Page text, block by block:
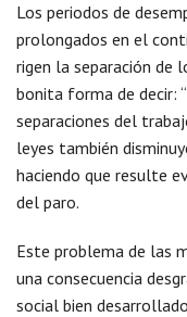
Los periodos de
prolongados en el
rigen la separación de
bonita forma de decir:
separaciones del
leyes también
haciendo que resulte
del paro.
Este problema de las
una consecuencia
social bien